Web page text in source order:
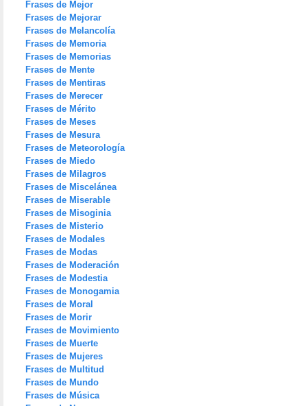
Frases de Mejor
Frases de Mejorar
Frases de Melancolía
Frases de Memoria
Frases de Memorias
Frases de Mente
Frases de Mentiras
Frases de Merecer
Frases de Mérito
Frases de Meses
Frases de Mesura
Frases de Meteorología
Frases de Miedo
Frases de Milagros
Frases de Miscelánea
Frases de Miserable
Frases de Misoginia
Frases de Misterio
Frases de Modales
Frases de Modas
Frases de Moderación
Frases de Modestia
Frases de Monogamia
Frases de Moral
Frases de Morir
Frases de Movimiento
Frases de Muerte
Frases de Mujeres
Frases de Multitud
Frases de Mundo
Frases de Música